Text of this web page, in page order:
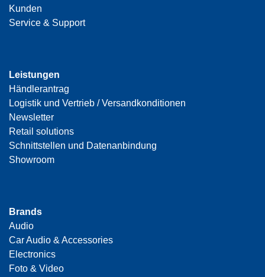
Kunden
Service & Support
Leistungen
Händlerantrag
Logistik und Vertrieb / Versandkonditionen
Newsletter
Retail solutions
Schnittstellen und Datenanbindung
Showroom
Brands
Audio
Car Audio & Accessories
Electronics
Foto & Video